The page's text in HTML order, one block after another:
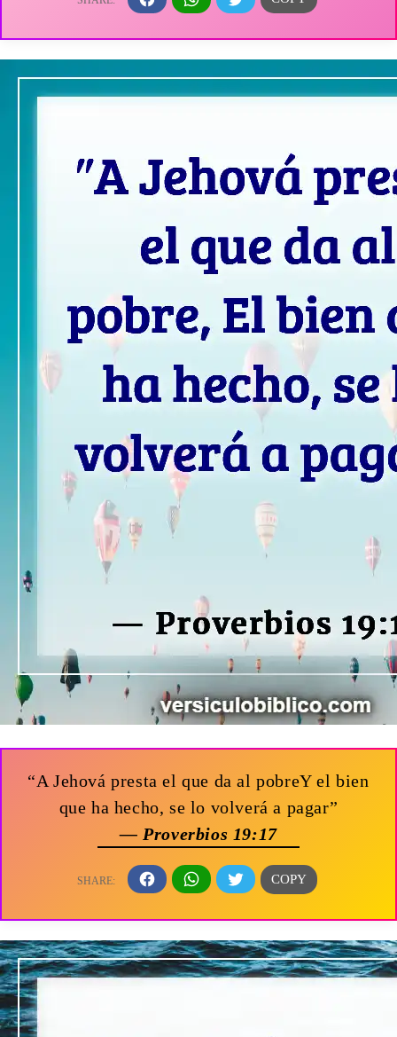
“A Jehová presta el que da al pobreY el bien
que ha hecho, se lo volverá a pagar”
— Proverbios 19:17